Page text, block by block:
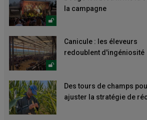
la campagne
Canicule : les éleveurs
redoublent d'ingéniosité
Des tours de champs
ajuster la stratégie de